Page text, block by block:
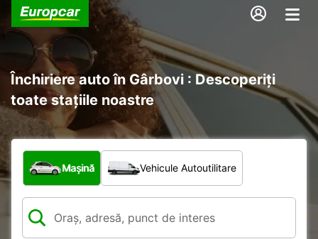
Închiriere auto în Gârbovi : Descoperiți
toate stațiile noastre
Ce tip de vehicul?
Mașină Vehicule Autoutilitare